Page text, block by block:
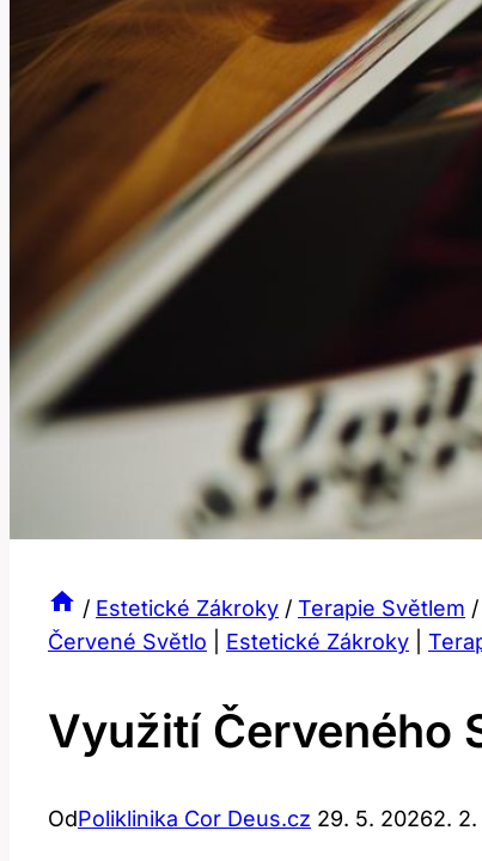
/ Estetické Zákroky / Terapie Světlem /
Červené Světlo
Estetické Zákroky
Využití Červeného
OdPoliklinika Cor Deus.cz 29. 5. 20262.